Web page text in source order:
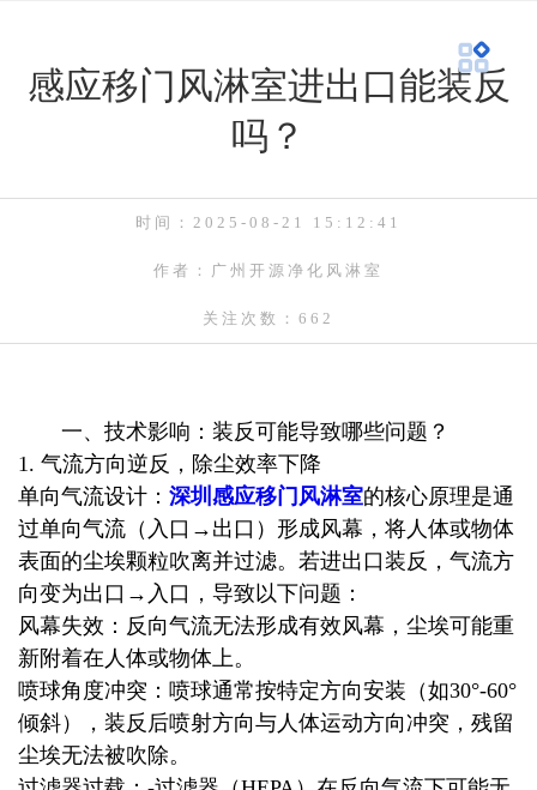
感应移门风淋室进出口能装反
吗？
时间：2025-08-21 15:12:41
作者：广州开源净化风淋室
关注次数：662
一、技术影响：装反可能导致哪些问题？
1. 气流方向逆反，除尘效率下降
单向气流设计： 深圳感应移门风淋室的核心原理是通
过单向气流（入口→出口）形成风幕，将人体或物体
表面的尘埃颗粒吹离并过滤。若进出口装反，气流方
向变为出口→入口，导致以下问题：
风幕失效：反向气流无法形成有效风幕，尘埃可能重
新附着在人体或物体上。
喷球角度冲突：喷球通常按特定方向安装（如30°-60°
倾斜），装反后喷射方向与人体运动方向冲突，残留
尘埃无法被吹除。